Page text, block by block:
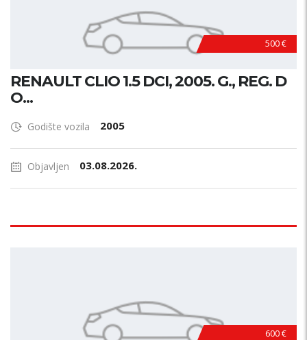
500 €
RENAULT CLIO 1.5 DCI, 2005. G., REG. D
O...
Godište vozila 2005
Objavljen 03.08.2026.
600 €